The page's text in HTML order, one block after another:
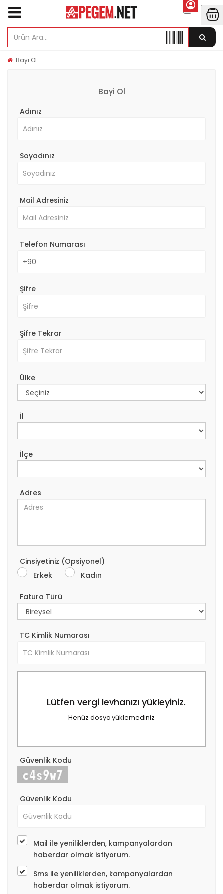
Bayi Ol
Bayi Ol
Adınız
Soyadınız
Mail Adresiniz
Telefon Numarası
Şifre
Şifre Tekrar
Ülke
İl
İlçe
Adres
Cinsiyetiniz (Opsiyonel)
Erkek
Kadın
Fatura Türü
TC Kimlik Numarası
Lütfen vergi levhanızı yükleyiniz.
Henüz dosya yüklemediniz
Güvenlik Kodu
Güvenlik Kodu
Mail ile yeniliklerden, kampanyalardan
haberdar olmak istiyorum.
Sms ile yeniliklerden, kampanyalardan
haberdar olmak istiyorum.